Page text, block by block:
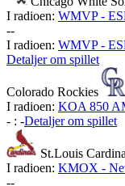
I radioen: WMVP -
--
I radioen: WMVP -
Detaljer om spillet
Colorado Rockies
I radioen: KOA 850
- : -Detaljer om spillet
St.Louis
I radioen: KMOX -
--